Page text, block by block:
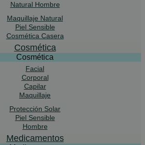
Natural Hombre
Maquillaje Natural
Piel Sensible
Cosmética Casera
Cosmética
Cosmética
Facial
Corporal
Capilar
Maquillaje
Protección Solar
Piel Sensible
Hombre
Medicamentos